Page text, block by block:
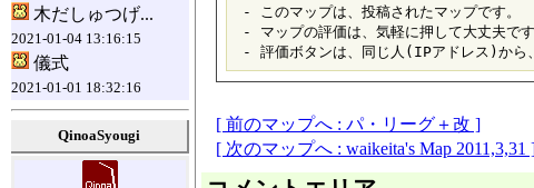
木だしゅつげ...
2021-01-04 13:16:15
儀式
2021-01-01 18:32:16
QinoaSyougi
- このマップは、投稿されたマップです。
- マップの評価は、気軽に押して大丈夫です
[ 前のマップへ : パ・リーグ＋改 ]
[ 次のマップへ : waikeita's Map 2011,3,31